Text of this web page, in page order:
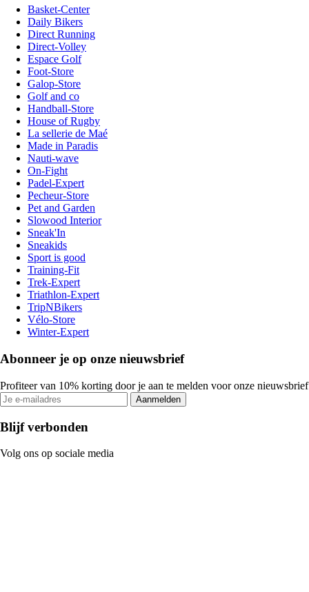
Basket-Center
Daily Bikers
Direct Running
Direct-Volley
Espace Golf
Foot-Store
Galop-Store
Golf and co
Handball-Store
House of Rugby
La sellerie de Maé
Made in Paradis
Nauti-wave
On-Fight
Padel-Expert
Pecheur-Store
Pet and Garden
Slowood Interior
Sneak'In
Sneakids
Sport is good
Training-Fit
Trek-Expert
Triathlon-Expert
TripNBikers
Vélo-Store
Winter-Expert
Abonneer je op onze nieuwsbrief
Profiteer van 10% korting door je aan te melden voor onze nieuwsbrief
Aanmelden
Blijf verbonden
Volg ons op sociale media